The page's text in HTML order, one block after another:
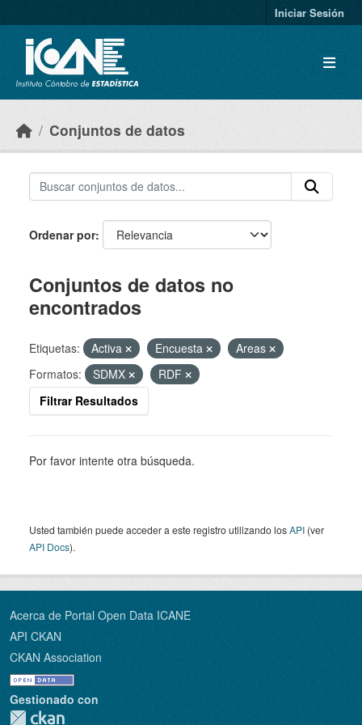
Iniciar Sesión
Conjuntos de datos
Ordenar por
Conjuntos de datos no
encontrados
Etiquetas: Activa Encuesta
Areas
Formatos:
SDMX
RDF
Filtrar Resultados
Por favor intente otra búsqueda.
Usted también puede acceder a este registro utilizando losAPI (ver
API Docs).
Acerca de Portal Open Data ICANE
API CKAN
CKAN Association
Gestionado con